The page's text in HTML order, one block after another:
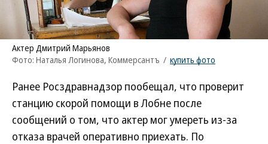
Актер Дмитрий Марьянов
Фото: Наталья Логинова, Коммерсантъ / купить фото
Ранее Росздравнадзор пообещал, что проверит
станцию скорой помощи в Лобне после
сообщений о том, что актер мог умереть из-за
отказа врачей оперативно приехать. По